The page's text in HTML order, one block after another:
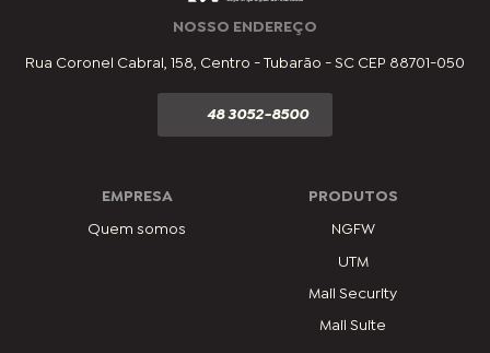
NOSSO ENDEREÇO
Rua Coronel Cabral, 158, Centro - Tubarão - SC CEP 88701-050
48 3052-8500
EMPRESA
Quem somos
PRODUTOS
NGFW
UTM
Mail Security
Mail Suite